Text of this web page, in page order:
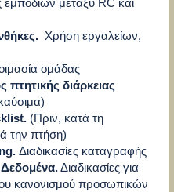
εμποδίων μεταξύ RC και
Χρήση εργαλείων,
ομάδας
πτητικής διάρκειας
(Πριν, κατά τη
την πτήση)
Διαδικασίες καταγραφής
Διαδικασίες για
κανονισμού προσωπικών